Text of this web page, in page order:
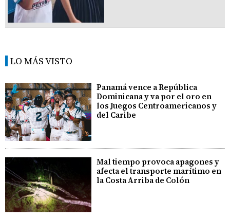
LO MÁS VISTO
Panamá vence a República
Dominicana y va por el oro en
los Juegos Centroamericanos y
del Caribe
Mal tiempo provoca apagones y
afecta el transporte marítimo en
la Costa Arriba de Colón